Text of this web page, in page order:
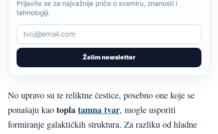
Želim newsletter
Prijavite se za najvažnije priče o svemiru, znanosti i
tehnologiji.
No upravo su te reliktne čestice, posebno one koje se
ponašaju kao toplatamna tvar, mogle usporiti
formiranje galaktičkih struktura. Za razliku od hladne